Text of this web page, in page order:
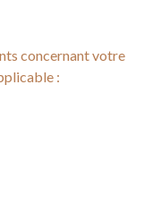
concernant votre
: